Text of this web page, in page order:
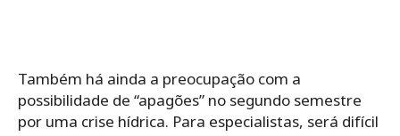
Também há ainda a preocupação com a
possibilidade de “apagões” no segundo semestre
por uma crise hídrica. Para especialistas, será difícil